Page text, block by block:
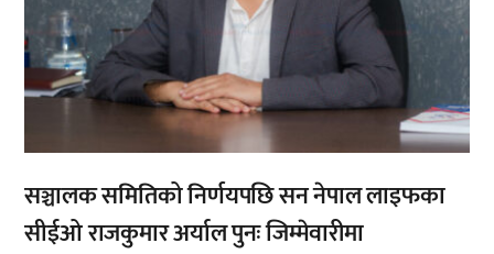
सञ्चालक समितिको निर्णयपछि सन नेपाल लाइफका
सीईओ राजकुमार अर्याल पुनः जिम्मेवारीमा